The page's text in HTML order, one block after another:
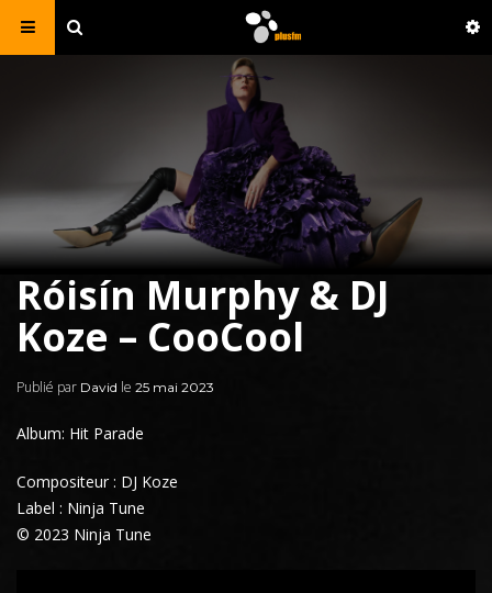
Róisín Murphy & DJ
Koze – CooCool
Publié par David le 25 mai 2023
Album: Hit Parade
Compositeur : DJ Koze
Label : Ninja Tune
© 2023 Ninja Tune